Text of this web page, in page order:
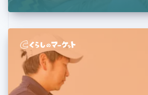
verbessern
Japan
日本語English
Kanada
EnglishFrançais
Kroatien
English Italiano
Lettland
English